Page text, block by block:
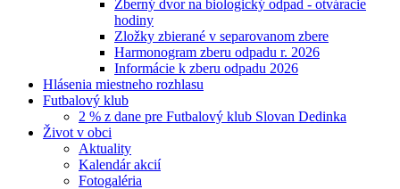
Zberný dvor na biologický odpad - otváracie
hodiny
Zložky zbierané v separovanom zbere
Harmonogram zberu odpadu r. 2026
Informácie k zberu odpadu 2026
Hlásenia miestneho rozhlasu
Futbalový klub
2 % z dane pre Futbalový klub Slovan Dedinka
Život v obci
Aktuality
Kalendár akcií
Fotogaléria